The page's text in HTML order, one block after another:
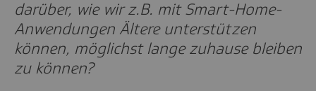
darüber, wie wir z.B. mit Smart-Home-
Anwendungen Ältere unterstützen
können, möglichst lange zuhause bleiben
zu können?